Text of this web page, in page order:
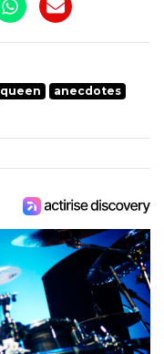
queen
anecdotes